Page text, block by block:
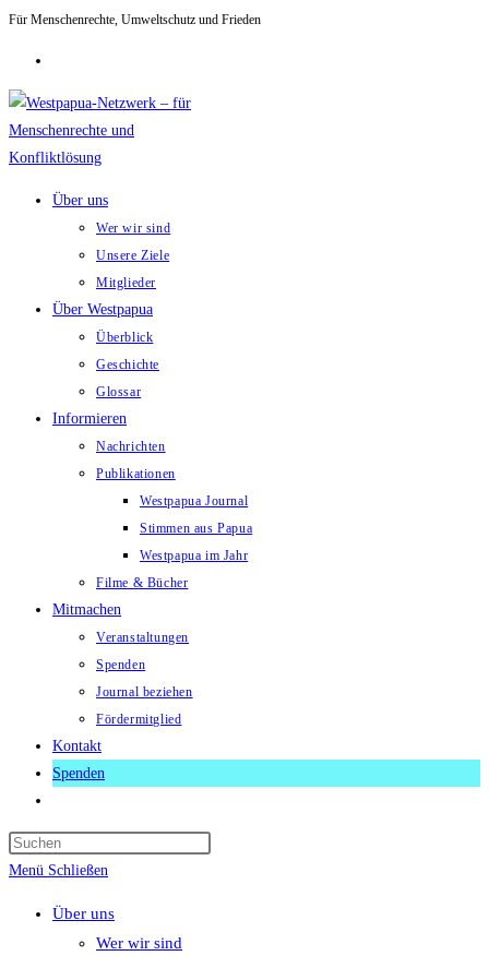
Zum
Für Menschenrechte, Umweltschutz und Frieden
Über uns
Wer wir sind
Unsere Ziele
Mitglieder
Über Westpapua
Überblick
Geschichte
Glossar
Informieren
Nachrichten
Publikationen
Westpapua Journal
Stimmen aus Papua
Westpapua im Jahr
Filme & Bücher
Mitmachen
Veranstaltungen
Spenden
Journal beziehen
Fördermitglied
Kontakt
Spenden
umschalten
Menü Schließen
Über uns
Wer wir sind